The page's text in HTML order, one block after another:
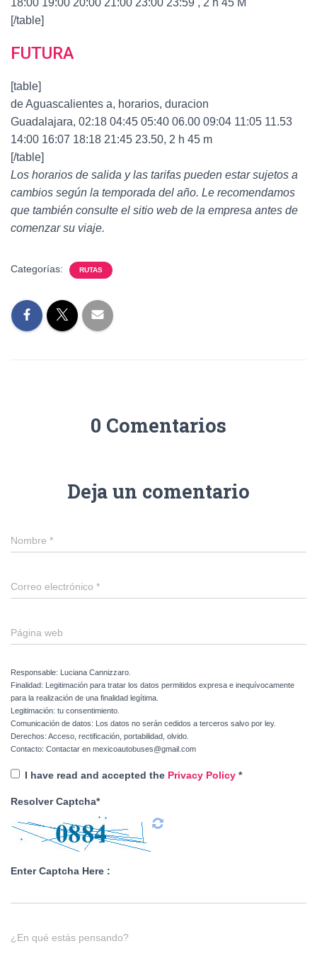
18:00 19:00 20:00 21:00 23:00 23:59 , 2 h 45 M
[/table]
FUTURA
[table]
de Aguascalientes a, horarios, duracion
Guadalajara, 02:18 04:45 05:40 06.00 09:04 11:05 11.53
14:00 16:07 18:18 21:45 23.50, 2 h 45 m
[/table]
Los horarios de salida y las tarifas pueden estar sujetos a
cambios según la temporada del año. Le recomendamos
que también consulte el sitio web de la empresa antes de
comenzar su viaje.
Categorías: RUTAS
0 Comentarios
Deja un comentario
Nombre *
Correo electrónico *
Página web
Responsable: Luciana Cannizzaro.
Finalidad: Legitimación para tratar los datos permitidos expresa e inequívocamente
para la realización de una finalidad legítima.
Legitimación: tu consentimiento.
Comunicación de datos: Los datos no serán cedidos a terceros salvo por ley.
Derechos: Acceso, rectificación, portabilidad, olvido.
Contacto: Contactar en mexicoautobuses@gmail.com
I have read and accepted the Privacy Policy *
Resolver Captcha*
Enter Captcha Here :
¿En qué estás pensando?